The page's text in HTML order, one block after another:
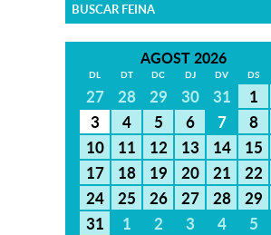
BUSCAR FEINA
AGOST 2026
DL DT DC DJ DV DS
27 28 29 30 31 1
3
4 5 6 7 8
10
11 12 13 14 15
17
18 19 20 21 22
24
25 26 27 28 29
31
1 2 3 4 5